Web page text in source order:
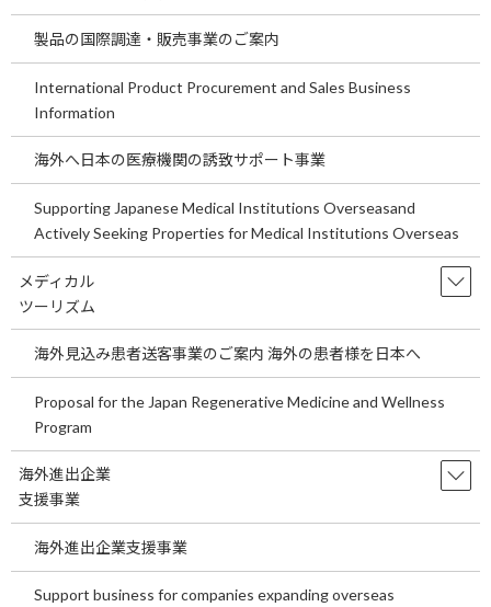
弊社では、長年の病医院のサポート業務の経験を生かしながら、
施設の条件にあった、最適なプランをご提供するとともに、使用
実績に応じた供給方法をご提案いたします。
どの程度のコストダウンかは、これまでの使用状況により異なり
ます。一般的に負荷率が低いほうが、大きなコストダウンとなり
切り替えの価値も大きくなります。
●弊社が取り扱う電力
特別高圧・高圧・低圧
従量電灯C（主に東日本・九州） ・従量電灯B （主に西日本）
製品の国際調達・販売事業のご案内
International Product Procurement and Sales Business
Information
海外へ日本の医療機関の誘致サポート事業
Supporting Japanese Medical Institutions Overseasand
Actively Seeking Properties for Medical Institutions Overseas
メディカル
ツーリズム
海外見込み患者送客事業のご案内 海外の患者様を日本へ
Proposal for the Japan Regenerative Medicine and Wellness
Program
海外進出企業
支援事業
海外進出企業支援事業
Support business for companies expanding overseas